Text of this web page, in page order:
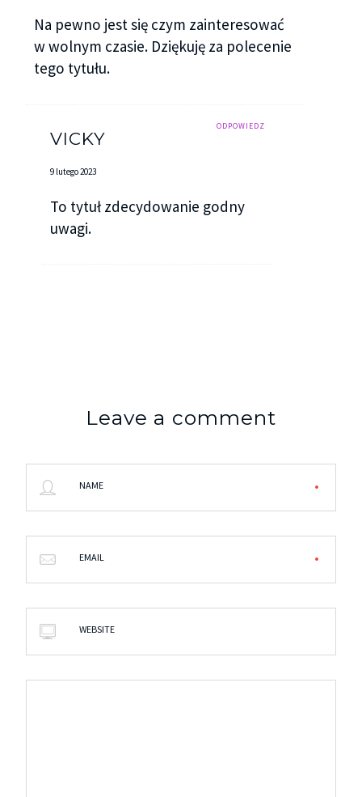
Na pewno jest się czym zainteresować
w wolnym czasie. Dziękuję za polecenie
tego tytułu.
ODPOWIEDZ
VICKY
9 lutego 2023
To tytuł zdecydowanie godny
uwagi.
Leave a comment
NAME
EMAIL
WEBSITE